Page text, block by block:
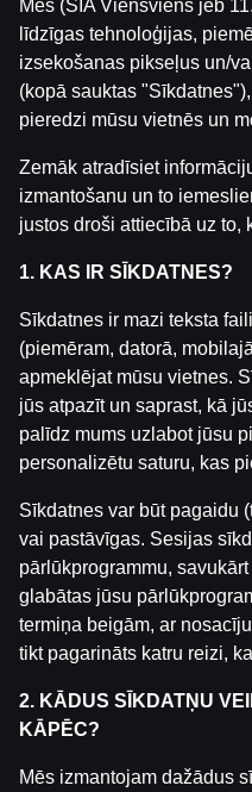
Cash Goddess Miami
Jackrabbit Jackpots
Primate King MegaWays
Gods
Mēs (SIA Viensviens jeb
līdzīgas tehnoloģijas,
izsekošanas pikseļus un/
(kopā sauktas
pieredzi mūsu vietnēs un
Zemāk atradīsiet
izmantošanu un to
justos droši attiecībā uz to,
1. KAS IR SĪKDATNES?
Sīkdatnes ir mazi teksta
(piemēram, datorā,
apmeklējat mūsu vietnes.
jūs atpazīt un saprast, kā
palīdz mums uzlabot jūsu
personalizētu saturu, kas
Sīkdatnes var būt pagaidu
vai pastāvīgas. Sesijas
pārlūkprogrammu,
glabātas jūsu
termiņa beigām, ar
tikt pagarināts katru reizi,
2. KĀDUS SĪKDATŅU
KĀPĒC?
Mēs izmantojam dažādus